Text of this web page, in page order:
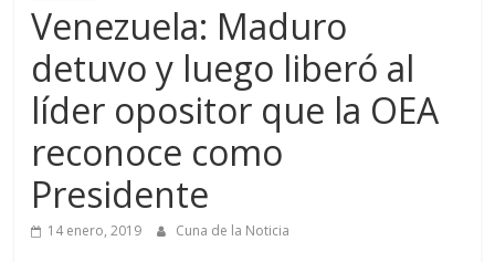
Venezuela: Maduro
detuvo y luego liberó al
líder opositor que la OEA
reconoce como
Presidente
14 enero, 2019 Cuna de la Noticia